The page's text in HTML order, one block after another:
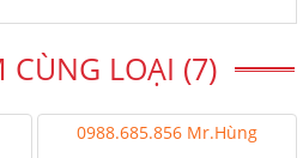
CÙNG LOẠI (7)
0988.685.856 Mr.Hùng